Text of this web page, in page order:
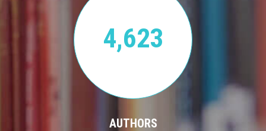
4,623
AUTHORS